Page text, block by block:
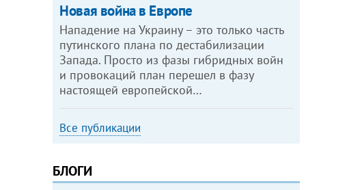
Новая война в Европе
Нападение на Украину – это только часть
путинского плана по дестабилизации
Запада. Просто из фазы гибридных войн
и провокаций план перешел в фазу
настоящей европейской…
Все публикации
БЛОГИ